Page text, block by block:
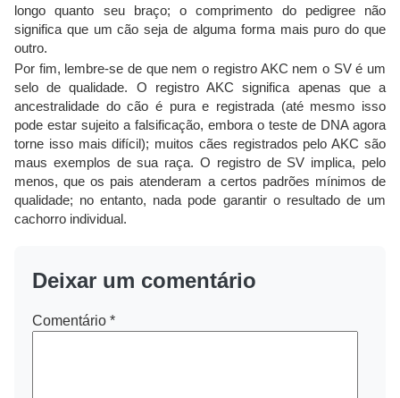
longo quanto seu braço; o comprimento do pedigree não
significa que um cão seja de alguma forma mais puro do que
outro.
Por fim, lembre-se de que nem o registro AKC nem o SV é um
selo de qualidade. O registro AKC significa apenas que a
ancestralidade do cão é pura e registrada (até mesmo isso
pode estar sujeito a falsificação, embora o teste de DNA agora
torne isso mais difícil); muitos cães registrados pelo AKC são
maus exemplos de sua raça. O registro de SV implica, pelo
menos, que os pais atenderam a certos padrões mínimos de
qualidade; no entanto, nada pode garantir o resultado de um
cachorro individual.
Deixar um comentário
Comentário *